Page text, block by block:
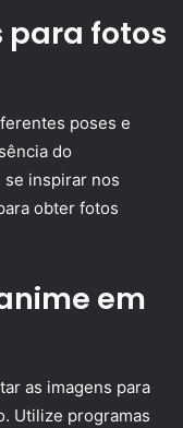
para fotos
poses e
do
se inspirar nos
obter fotos
em
as imagens para
Utilize programas